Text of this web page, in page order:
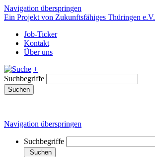
Navigation überspringen
Ein Projekt von Zukunftsfähiges Thüringen e.V.
Job-Ticker
Kontakt
Über uns
+
Suchbegriffe
Suchen
Navigation überspringen
Suchbegriffe
Suchen